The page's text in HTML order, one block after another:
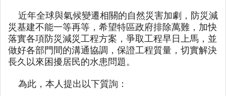
近年全球與氣候變遷相關的自然災害加劇，防災減
災基建不能一等再等，希望特區政府排除萬難，加快
落實各項防災減災工程方案，爭取工程早日上馬，並
做好各部門間的溝通協調，保證工程質量，切實解決
長久以來困擾居民的水患問題。
為此，本人提出以下質詢：